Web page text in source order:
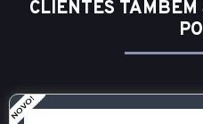
CLIENTES